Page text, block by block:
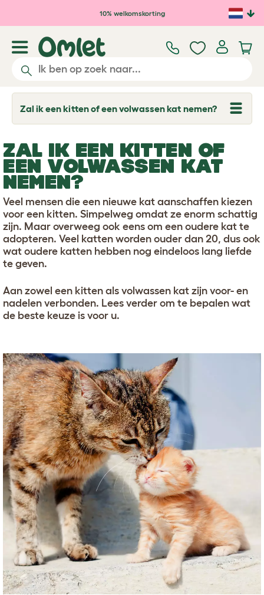
Ga naar de hoofdinhoud
10% welkomskorting
Zal ik een kitten of een volwassen kat nemen?
T
o
l
e
d
r
o
p
d
o
w
n
ZAL IK EEN KITTEN OF
EEN VOLWASSEN KAT
NEMEN?
Veel mensen die een nieuwe kat aanschaffen kiezen
voor een kitten. Simpelweg omdat ze enorm schattig
zijn. Maar overweeg ook eens om een oudere kat te
adopteren. Veel katten worden ouder dan 20, dus ook
wat oudere katten hebben nog eindeloos lang liefde
te geven.
Aan zowel een kitten als volwassen kat zijn voor- en
nadelen verbonden. Lees verder om te bepalen wat
de beste keuze is voor u.